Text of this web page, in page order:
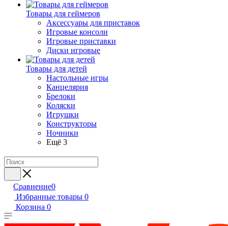
Товары для геймеров
Аксессуары для приставок
Игровые консоли
Игровые приставки
Диски игровые
Товары для детей
Настольные игры
Канцелярия
Брелоки
Коляски
Игрушки
Конструкторы
Ночники
Ещё 3
Сравнение0
Избранные товары 0
Корзина 0